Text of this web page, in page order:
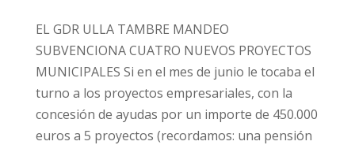
EL GDR ULLA TAMBRE MANDEO
SUBVENCIONA CUATRO NUEVOS PROYECTOS
MUNICIPALES Si en el mes de junio le tocaba el
turno a los proyectos empresariales, con la
concesión de ayudas por un importe de 450.000
euros a 5 proyectos (recordamos: una pensión